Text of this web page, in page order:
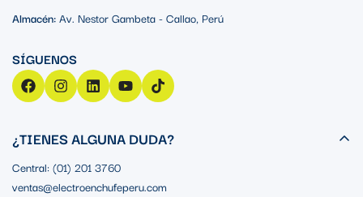
Almacén:Av. Nestor Gambeta - Callao, Perú
¿TIENES ALGUNA DUDA?
Central: (01) 201 3760
ventas@electroenchufeperu.com